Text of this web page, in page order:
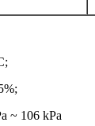
~ 106 kPa